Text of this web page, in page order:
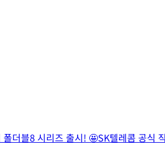
더블8 시리즈 출시! 🤩SK텔레콤 공식